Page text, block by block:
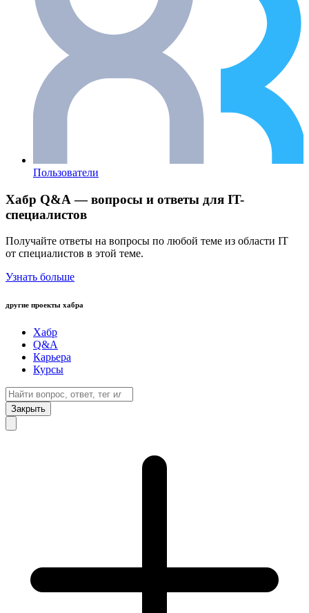
Пользователи
Хабр Q&A — вопросы и ответы для IT-
специалистов
Получайте ответы на вопросы по любой теме из области IT
от специалистов в этой теме.
Узнать больше
другие проекты хабра
Хабр
Q&A
Карьера
Курсы
Закрыть